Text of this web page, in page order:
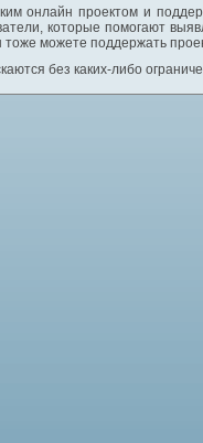
онлайн проектом и
которые помогают
можете поддержать
без каких-либо